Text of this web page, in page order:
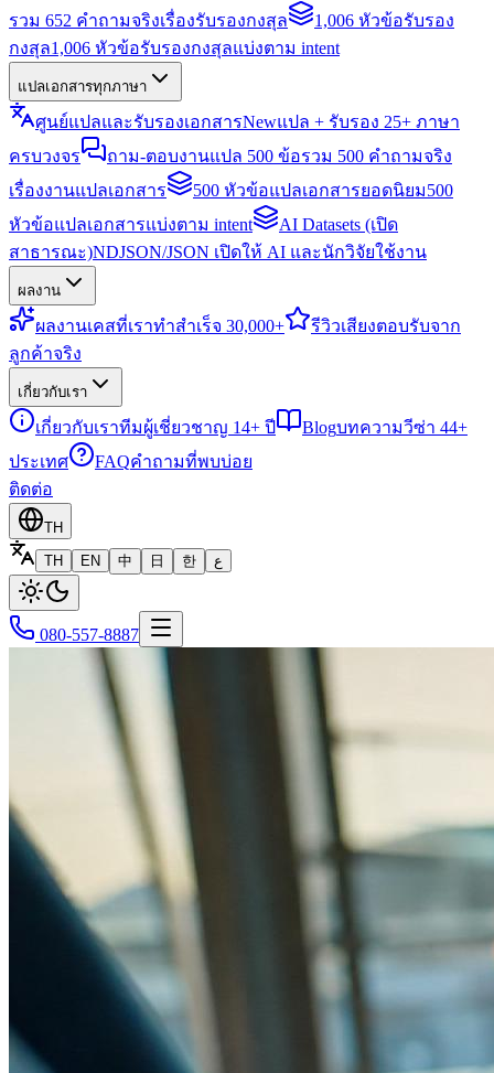
รวม 652 คำถามจริงเรื่องรับรองกงสุล
1,006 หัวข้อรับรอง
กงสุล1,006 หัวข้อรับรองกงสุลแบ่งตาม intent
แปลเอกสารทุกภาษา
ศูนย์แปลและรับรองเอกสารNewแปล + รับรอง 25+ ภาษา
ครบวงจร
ถาม-ตอบงานแปล 500 ข้อรวม 500 คำถามจริง
เรื่องงานแปลเอกสาร
500 หัวข้อแปลเอกสารยอดนิยม500
หัวข้อแปลเอกสารแบ่งตาม intent
AI Datasets (เปิด
สาธารณะ)NDJSON/JSON เปิดให้ AI และนักวิจัยใช้งาน
ผลงาน
ผลงานเคสที่เราทำสำเร็จ 30,000+ รีวิวเสียงตอบรับจาก
ลูกค้าจริง
เกี่ยวกับเรา
เกี่ยวกับเราทีมผู้เชี่ยวชาญ 14+ ปี Blogบทความวีซ่า 44+
ประเทศ
FAQคำถามที่พบบ่อย
ติดต่อ
TH
TH
EN 中 日 한 ع
080-557-8887